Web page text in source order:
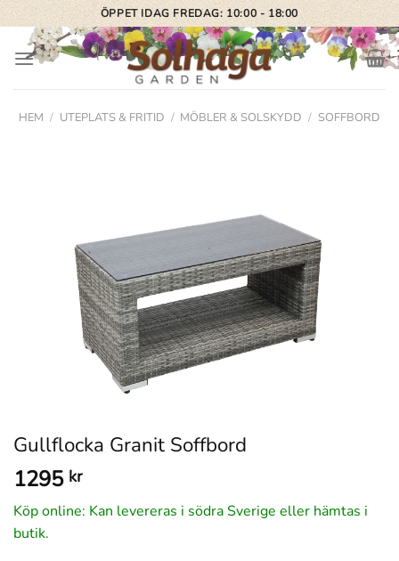
Skip
to
content
ÖPPET IDAG FREDAG: 10:00 - 18:00
HEM / UTEPLATS & FRITID / MÖBLER & SOLSKYDD / SOFFBORD
Gullflocka Granit Soffbord
1295 kr
Köp online: Kan levereras i södra Sverige eller hämtas i
butik.